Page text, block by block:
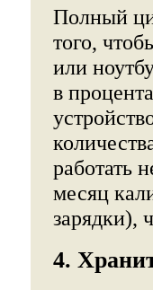
Полный
того,
или
в
работать
месяц
зарядки),
4.